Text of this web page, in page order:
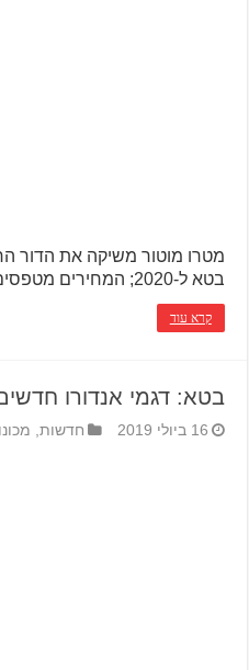
מטרו מוטור משיקה את הדור
בטא ל-2020; המחירים מטפסים ב-2,500 עד 10,000 ש"ח
קרא עוד
בטא: דגמי אנדורו חדשים ל-
16 ביולי 2019 חדשות